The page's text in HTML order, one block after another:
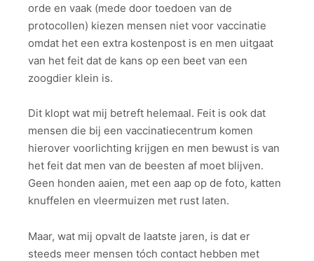
orde en vaak (mede door toedoen van de
protocollen) kiezen mensen niet voor vaccinatie
omdat het een extra kostenpost is en men uitgaat
van het feit dat de kans op een beet van een
zoogdier klein is.
Dit klopt wat mij betreft helemaal. Feit is ook dat
mensen die bij een vaccinatiecentrum komen
hierover voorlichting krijgen en men bewust is van
het feit dat men van de beesten af moet blijven.
Geen honden aaien, met een aap op de foto, katten
knuffelen en vleermuizen met rust laten.
Maar, wat mij opvalt de laatste jaren, is dat er
steeds meer mensen tóch contact hebben met